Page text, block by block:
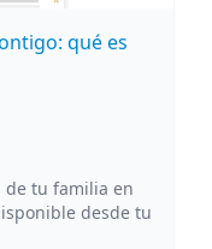
qué es
de tu familia en
desde tu